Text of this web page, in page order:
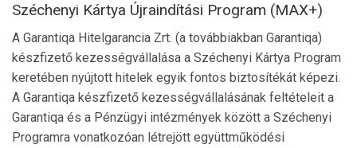
Széchenyi Kártya Újraindítási Program (MAX+)
A Garantiqa Hitelgarancia Zrt. (a továbbiakban Garantiqa)
készfizető kezességvállalása a Széchenyi Kártya Program
keretében nyújtott hitelek egyik fontos biztosítékát képezi.
A Garantiqa készfizető kezességvállalásának feltételeit a
Garantiqa és a Pénzügyi intézmények között a Széchenyi
Programra vonatkozóan létrejött együttműködési